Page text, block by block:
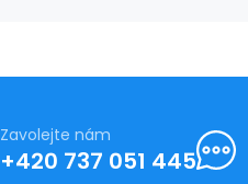
Zavolejte nám
+420 737 051 445